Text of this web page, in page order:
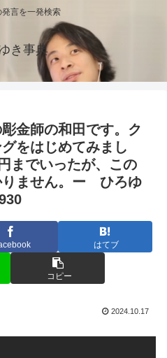
言を一発検索
き事典
彫金師の和田です。ク
をはじめてみまし
までいったが、この
りません。ー ひろゆ
はてブ
コピー
2024.10.17